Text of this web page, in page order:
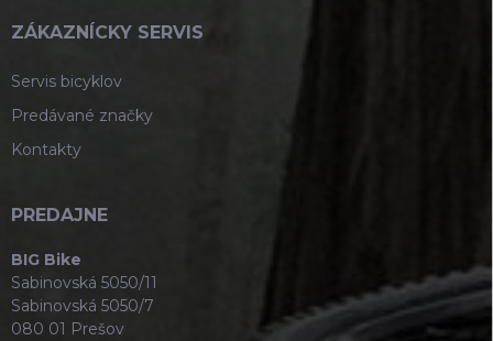
ZÁKAZNÍCKY SERVIS
Servis bicyklov
Predávané značky
Kontakty
PREDAJNE
BIG Bike
Sabinovská 5050/11
Sabinovská 5050/7
080 01 Prešov